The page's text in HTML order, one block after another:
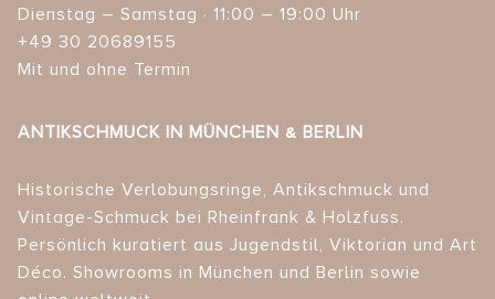
Dienstag – Samstag · 11:00 – 19:00 Uhr
+49 30 20689155
Mit und ohne Termin
ANTIKSCHMUCK IN MÜNCHEN & BERLIN
Historische Verlobungsringe, Antikschmuck und
Vintage-Schmuck bei Rheinfrank & Holzfuss.
Persönlich kuratiert aus Jugendstil, Viktorian und Art
Déco. Showrooms in München und Berlin sowie